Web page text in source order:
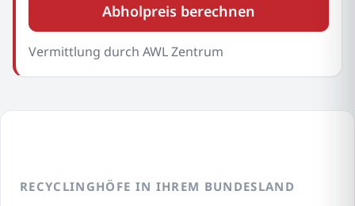
Abholpreis berechnen
Vermittlung durch AWL Zentrum
RECYCLINGHÖFE IN IHREM BUNDESLAND